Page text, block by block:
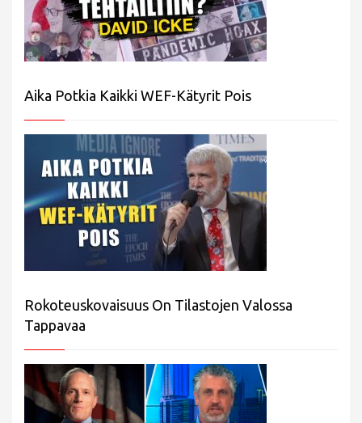
Aika Potkia Kaikki WEF-Kätyrit Pois
Rokoteuskovaisuus On Tilastojen Valossa
Tappavaa